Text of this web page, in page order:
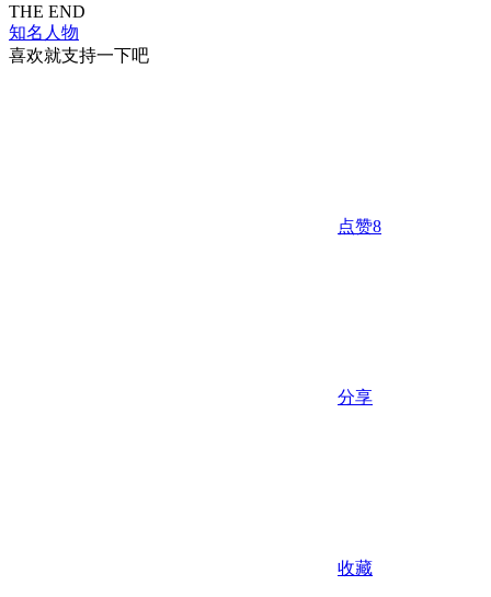
THE END
知名人物
喜欢就支持一下吧
点赞8
分享
收藏